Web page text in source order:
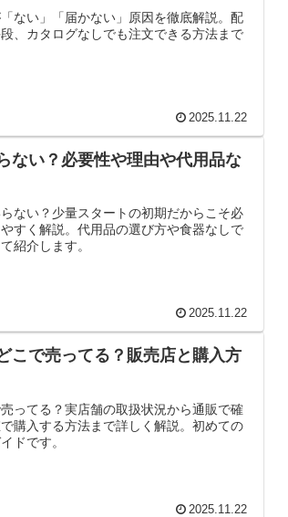
ない」「届かない」原因を徹底解説。配
、カタログなしでも注文できる方法まで
2025.11.22
ない？必要性や理由や代用品な
ない？少量スタートの初期だからこそ必
すく解説。代用品の選び方や食器なしで
紹介します。
2025.11.22
こで売ってる？販売店と購入方
ってる？実店舗の取扱状況から通販で確
購入する方法まで詳しく解説。初めての
ドです。
2025.11.22